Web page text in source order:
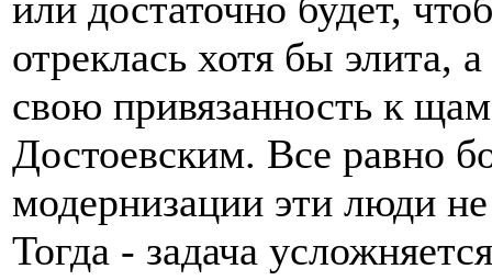
или достаточно будет,
отреклась хотя бы элита,
свою привязанность к
Достоевским. Все равно
модернизации эти люди
Тогда - задача